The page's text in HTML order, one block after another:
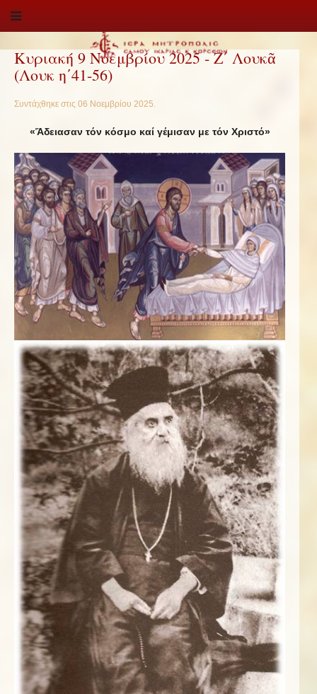
Κυριακή 9 Νοεμβρίου 2025 - Ζ΄ Λουκᾶ
(Λουκ η΄41-56)
Συντάχθηκε στις 06 Νοεμβρίου 2025.
«Ἄδειασαν τόν κόσμο καί γέμισαν με τόν Χριστό»